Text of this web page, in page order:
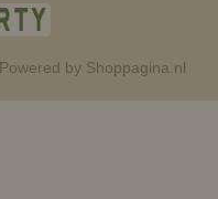
by Shoppagina.nl